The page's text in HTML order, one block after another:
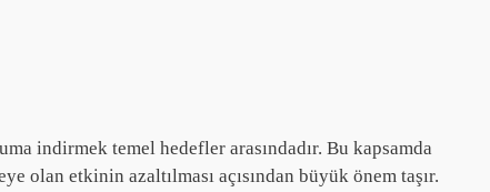
indirmek temel hedefler arasındadır. Bu kapsamda
olan etkinin azaltılması açısından büyük önem taşır.